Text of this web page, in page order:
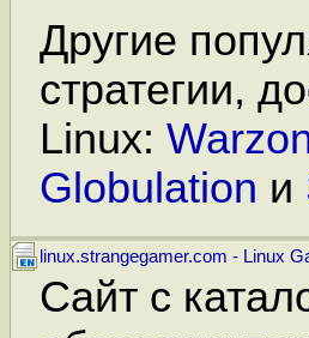
Другие
стратегии,
Linux:
Globulation и
linux.strangegamer.com - Linux
Сайт с